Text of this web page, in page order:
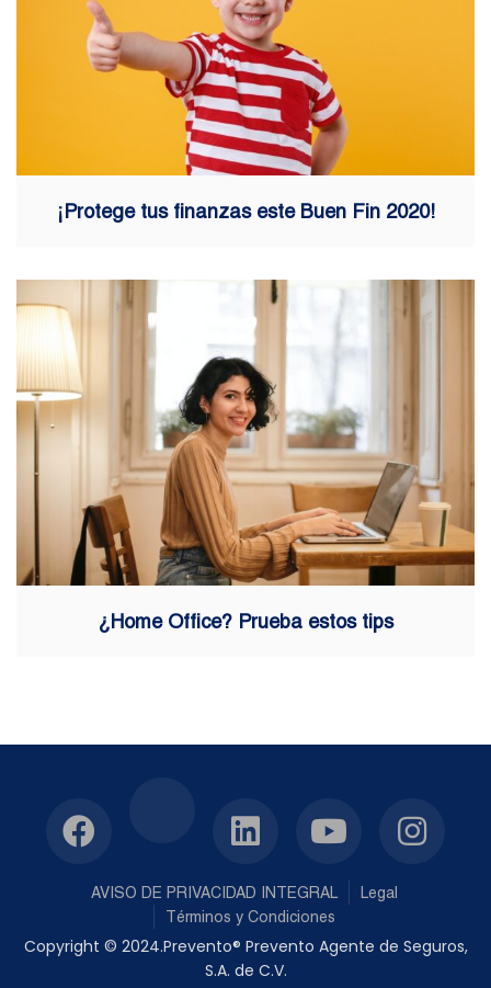
¡Protege tus finanzas este Buen Fin 2020!
¿Home Office? Prueba estos tips
AVISO DE PRIVACIDAD INTEGRAL
Legal
Términos y Condiciones
Copyright © 2024.Prevento® Prevento Agente de Seguros,
S.A. de C.V.